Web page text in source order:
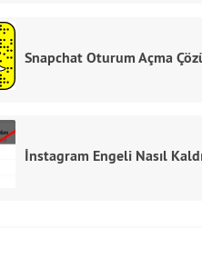
Snapchat Oturum Açma
İnstagram Engeli Nasıl